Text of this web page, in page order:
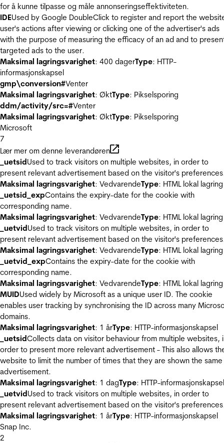
for å kunne tilpasse og måle annonseringseffektiviteten.
IDEUsed by Google DoubleClick to register and report the
user's actions after viewing or clicking one of the advertiser's ads
with the purpose of measuring the efficacy of an ad and to
targeted ads to the user.
Maksimal lagringsvarighet: 400 dagerType: HTTP-
informasjonskapsel
gmp\conversion#Venter
Maksimal lagringsvarighet: ØktType: Pikselsporing
ddm/activity/src=#Venter
Maksimal lagringsvarighet: ØktType: Pikselsporing
Microsoft
7
Lær mer om denne leverandøren
_uetsidUsed to track visitors on multiple websites, in order to
present relevant advertisement based on the visitor's
Maksimal lagringsvarighet: VedvarendeType: HTML lokal lagring
_uetsid_expContains the expiry-date for the cookie with
corresponding name.
Maksimal lagringsvarighet: VedvarendeType: HTML lokal lagring
_uetvidUsed to track visitors on multiple websites, in order to
present relevant advertisement based on the visitor's
Maksimal lagringsvarighet: VedvarendeType: HTML lokal lagring
_uetvid_expContains the expiry-date for the cookie with
corresponding name.
Maksimal lagringsvarighet: VedvarendeType: HTML lokal lagring
MUIDUsed widely by Microsoft as a unique user ID. The cookie
enables user tracking by synchronising the ID across many
domains.
Maksimal lagringsvarighet: 1 årType: HTTP-informasjonskapsel
_uetsidCollects data on visitor behaviour from multiple websites,
order to present more relevant advertisement - This also allows
website to limit the number of times that they are shown the same
advertisement.
Maksimal lagringsvarighet: 1 dagType: HTTP-informasjonskapsel
_uetvidUsed to track visitors on multiple websites, in order to
present relevant advertisement based on the visitor's
Maksimal lagringsvarighet: 1 årType: HTTP-informasjonskapsel
Snap Inc.
2